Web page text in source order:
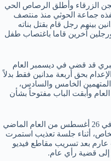
الزرقاء وأطلق الرصاص الحي
جماعة الحوثي منذ منتصف
بينهم رجل قام بقتل بناته
آخرين قاما باغتصاب طفل
قد قضى في ديسمبر العام
بحق أربعة مدانين فقط بدلاً
الخامس والسادس،
وأبقت الباب مفتوحاً بشأن
ولقي الشاب عبدالله الأغبري حتفه في 26 أغسطس من العام الماضي
أثناء جلسة تعذيب استمرت
بعد تسريب مقاطع فيديو
قضية رأي عام.